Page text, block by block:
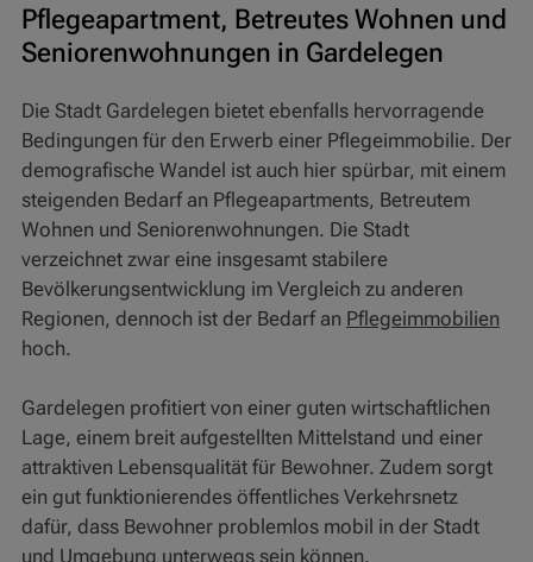
Pflegeapartment, Betreutes Wohnen und
Seniorenwohnungen in Gardelegen
Die Stadt Gardelegen bietet ebenfalls hervorragende
Bedingungen für den Erwerb einer Pflegeimmobilie. Der
demografische Wandel ist auch hier spürbar, mit einem
steigenden Bedarf an Pflegeapartments, Betreutem
Wohnen und Seniorenwohnungen. Die Stadt
verzeichnet zwar eine insgesamt stabilere
Bevölkerungsentwicklung im Vergleich zu anderen
Regionen, dennoch ist der Bedarf an Pflegeimmobilien
hoch.
Gardelegen profitiert von einer guten wirtschaftlichen
Lage, einem breit aufgestellten Mittelstand und einer
attraktiven Lebensqualität für Bewohner. Zudem sorgt
ein gut funktionierendes öffentliches Verkehrsnetz
dafür, dass Bewohner problemlos mobil in der Stadt
und Umgebung unterwegs sein können.